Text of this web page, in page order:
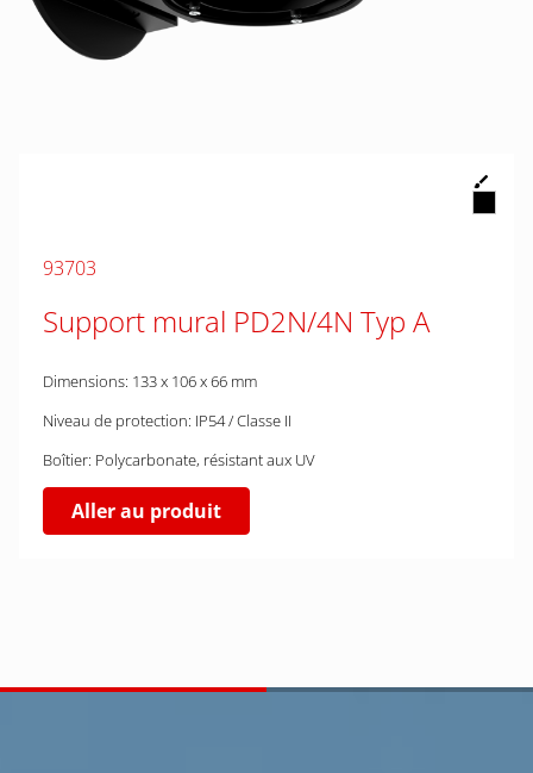
93703
Support mural PD2N/4N Typ A
Dimensions: 133 x 106 x 66 mm
Niveau de protection: IP54 / Classe II
Boîtier: Polycarbonate, résistant aux UV
Aller au produit